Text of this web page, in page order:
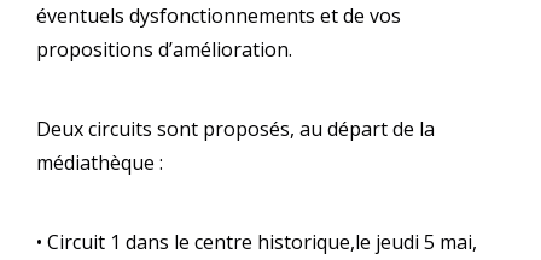
éventuels dysfonctionnements et de vos
propositions d’amélioration.
Deux circuits sont proposés, au départ de la
médiathèque :
• Circuit 1 dans le centre historique,le jeudi 5 mai,